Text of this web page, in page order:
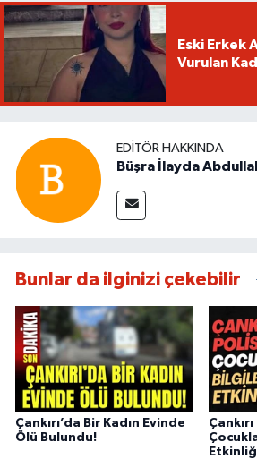
Eski Erkek
Vurulan
EDITÖR HAKKINDA
Büşra İlayda
Bunlar da ilginizi çekebilir
Çankırı’da Bir Kadın Evinde
Ölü Bulundu!